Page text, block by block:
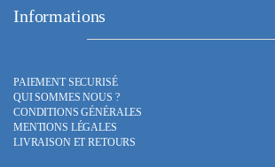
Informations
PAIEMENT SECURISÉ
QUI SOMMES NOUS ?
CONDITIONS GÉNÉRALES
MENTIONS LÉGALES
LIVRAISON ET RETOURS